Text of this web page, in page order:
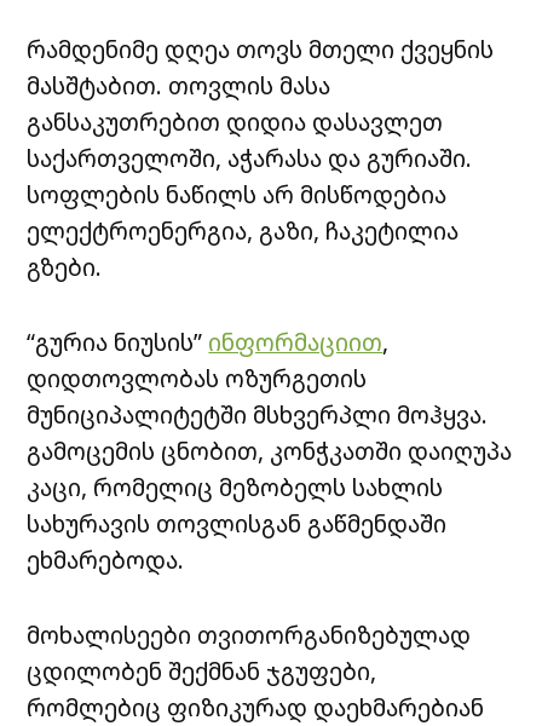
რამდენიმე დღეა თოვს მთელი ქვეყნის
მასშტაბით. თოვლის მასა
განსაკუთრებით დიდია დასავლეთ
საქართველოში, აჭარასა და გურიაში.
სოფლების ნაწილს არ მისწოდებია
ელექტროენერგია, გაზი, ჩაკეტილია
გზები.
“გურია ნიუსის” ინფორმაციით,
დიდთოვლობას ოზურგეთის
მუნიციპალიტეტში მსხვერპლი მოჰყვა.
გამოცემის ცნობით, კონჭკათში დაიღუპა
კაცი, რომელიც მეზობელს სახლის
სახურავის თოვლისგან გაწმენდაში
ეხმარებოდა.
მოხალისეები თვითორგანიზებულად
ცდილობენ შექმნან ჯგუფები,
რომლებიც ფიზიკურად დაეხმარებიან